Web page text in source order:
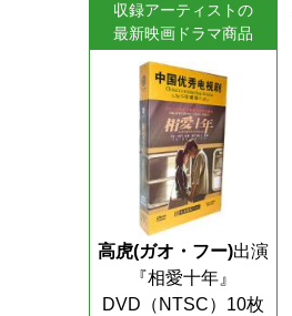
収録アーティストの
最新映画ドラマ商品
高虎(ガオ・フー)出演
『相愛十年』
DVD（NTSC）10枚